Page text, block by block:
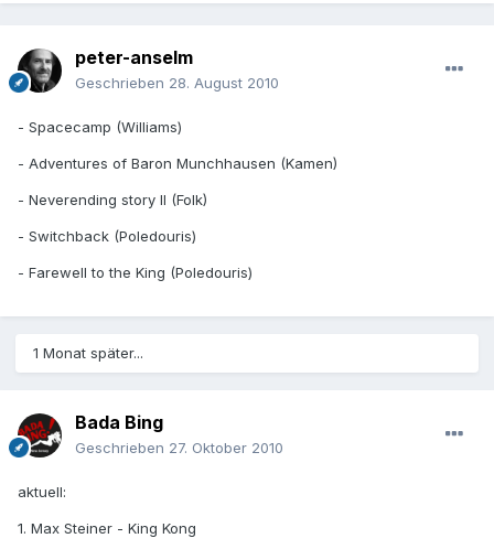
peter-anselm
Geschrieben 28. August 2010
- Spacecamp (Williams)
- Adventures of Baron Munchhausen (Kamen)
- Neverending story II (Folk)
- Switchback (Poledouris)
- Farewell to the King (Poledouris)
1 Monat später...
Bada Bing
Geschrieben 27. Oktober 2010
aktuell:
1. Max Steiner - King Kong